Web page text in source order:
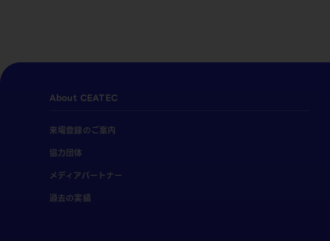
About CEATEC
来場登録のご案内
協力団体
メディアパートナー
過去の実績